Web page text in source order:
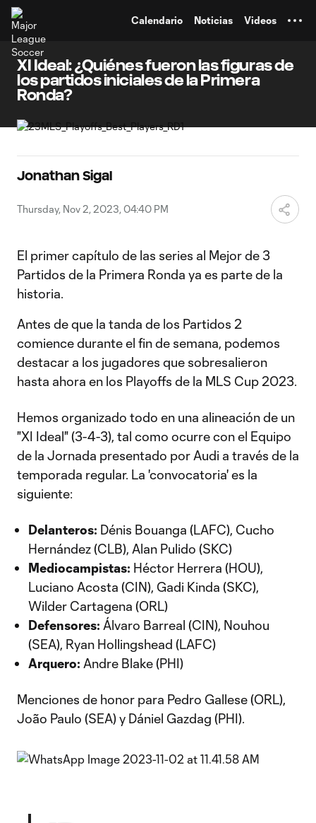
Calendario Noticias Videos
XI Ideal: ¿Quiénes fueron las figuras de
los partidos iniciales de la Primera
Ronda?
Jonathan Sigal
Thursday, Nov 2, 2023, 04:40 PM
El primer capítulo de las series al Mejor de 3
Partidos de la Primera Ronda ya es parte de la
historia.
Antes de que la tanda de los Partidos 2
comience durante el fin de semana, podemos
destacar a los jugadores que sobresalieron
hasta ahora en los Playoffs de la MLS Cup 2023.
Hemos organizado todo en una alineación de un
"XI Ideal" (3-4-3), tal como ocurre con el Equipo
de la Jornada presentado por Audi a través de la
temporada regular. La 'convocatoria' es la
siguiente:
Delanteros: Dénis Bouanga (LAFC), Cucho
Hernández (CLB), Alan Pulido (SKC)
Mediocampistas: Héctor Herrera (HOU),
Luciano Acosta (CIN), Gadi Kinda (SKC),
Wilder Cartagena (ORL)
Defensores: Álvaro Barreal (CIN), Nouhou
(SEA), Ryan Hollingshead (LAFC)
Arquero: Andre Blake (PHI)
Menciones de honor para Pedro Gallese (ORL),
João Paulo (SEA) y Dániel Gazdag (PHI).